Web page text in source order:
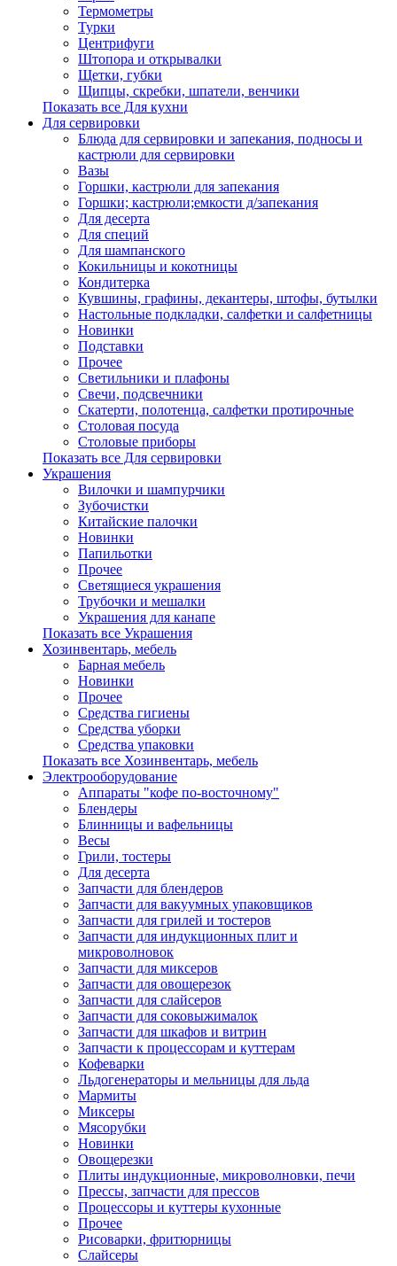
Термометры
Турки
Центрифуги
Штопора и открывалки
Щетки, губки
Щипцы, скребки, шпатели, венчики
Показать все Для кухни
Для сервировки
Блюда для сервировки и запекания, подносы и
кастрюли для сервировки
Вазы
Горшки, кастрюли для запекания
Горшки; кастрюли;емкости д/запекания
Для десерта
Для специй
Для шампанского
Кокильницы и кокотницы
Кондитерка
Кувшины, графины, декантеры, штофы, бутылки
Настольные подкладки, салфетки и салфетницы
Новинки
Подставки
Прочее
Светильники и плафоны
Свечи, подсвечники
Скатерти, полотенца, салфетки протирочные
Столовая посуда
Столовые приборы
Показать все Для сервировки
Украшения
Вилочки и шампурчики
Зубочистки
Китайские палочки
Новинки
Папильотки
Прочее
Светящиеся украшения
Трубочки и мешалки
Украшения для канапе
Показать все Украшения
Хозинвентарь, мебель
Барная мебель
Новинки
Прочее
Средства гигиены
Средства уборки
Средства упаковки
Показать все Хозинвентарь, мебель
Электрооборудование
Аппараты "кофе по-восточному"
Блендеры
Блинницы и вафельницы
Весы
Грили, тостеры
Для десерта
Запчасти для блендеров
Запчасти для вакуумных упаковщиков
Запчасти для грилей и тостеров
Запчасти для индукционных плит и
микроволновок
Запчасти для миксеров
Запчасти для овощерезок
Запчасти для слайсеров
Запчасти для соковыжималок
Запчасти для шкафов и витрин
Запчасти к процессорам и куттерам
Кофеварки
Льдогенераторы и мельницы для льда
Мармиты
Миксеры
Мясорубки
Новинки
Овощерезки
Плиты индукционные, микроволновки, печи
Прессы, запчасти для прессов
Процессоры и куттеры кухонные
Прочее
Рисоварки, фритюрницы
Слайсеры